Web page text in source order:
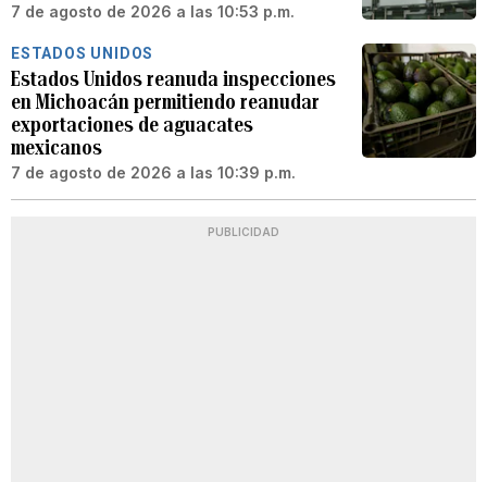
7 de agosto de 2026 a las 10:53 p.m.
ESTADOS UNIDOS
Estados Unidos reanuda inspecciones
en Michoacán permitiendo reanudar
exportaciones de aguacates
mexicanos
7 de agosto de 2026 a las 10:39 p.m.
PUBLICIDAD